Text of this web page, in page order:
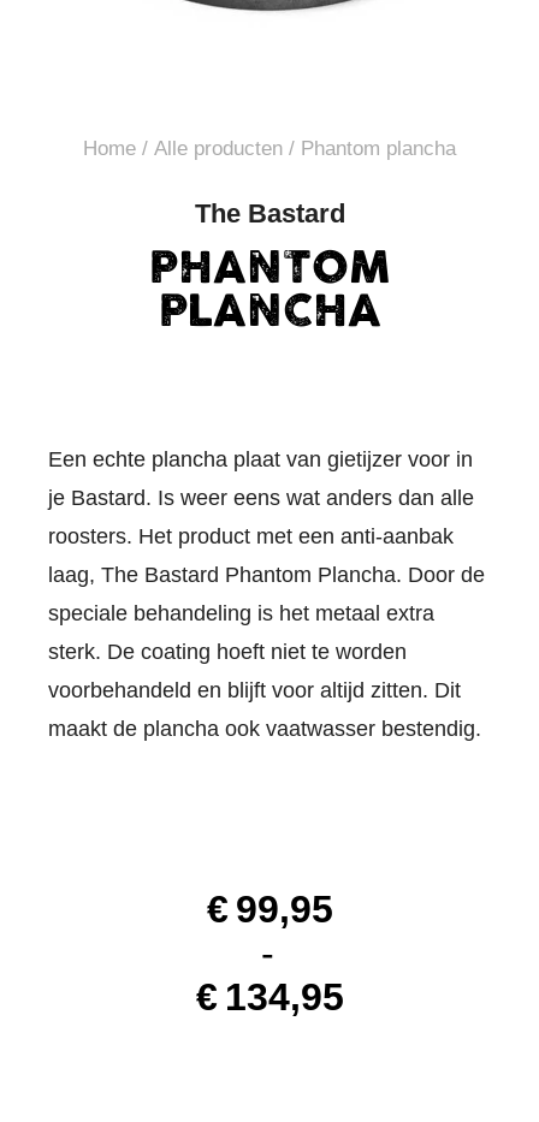
Home / Alle producten / Phantom plancha
The Bastard
PHANTOM
PLANCHA
Een echte plancha plaat van gietijzer voor in
je Bastard. Is weer eens wat anders dan alle
roosters. Het product met een anti-aanbak
laag, The Bastard Phantom Plancha. Door de
speciale behandeling is het metaal extra
sterk. De coating hoeft niet te worden
voorbehandeld en blijft voor altijd zitten. Dit
maakt de plancha ook vaatwasser bestendig.
€ 99,95
-
€ 134,95